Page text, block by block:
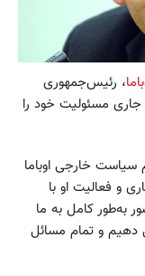
، رئیس‌جمهوری
11 مارس سال جاری مسئولیت خود را
سیاست خارجی اوباما
و فعالیت او با
به‌طور کامل به ما
و تمام مسائل